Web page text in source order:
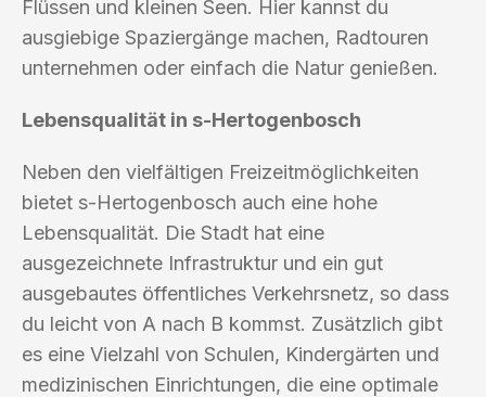
Flüssen und kleinen Seen. Hier kannst du
ausgiebige Spaziergänge machen, Radtouren
unternehmen oder einfach die Natur genießen.
Lebensqualität in s-Hertogenbosch
Neben den vielfältigen Freizeitmöglichkeiten
bietet s-Hertogenbosch auch eine hohe
Lebensqualität. Die Stadt hat eine
ausgezeichnete Infrastruktur und ein gut
ausgebautes öffentliches Verkehrsnetz, so dass
du leicht von A nach B kommst. Zusätzlich gibt
es eine Vielzahl von Schulen, Kindergärten und
medizinischen Einrichtungen, die eine optimale